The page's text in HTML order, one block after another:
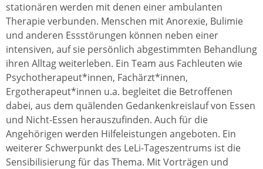
stationären werden mit denen einer ambulanten
Therapie verbunden. Menschen mit Anorexie, Bulimie
und anderen Essstörungen können neben einer
intensiven, auf sie persönlich abgestimmten Behandlung
ihren Alltag weiterleben. Ein Team aus Fachleuten wie
Psychotherapeut*innen, Fachärzt*innen,
Ergotherapeut*innen u.a. begleitet die Betroffenen
dabei, aus dem quälenden Gedankenkreislauf von Essen
und Nicht-Essen herauszufinden. Auch für die
Angehörigen werden Hilfeleistungen angeboten. Ein
weiterer Schwerpunkt des LeLi-Tageszentrums ist die
Sensibilisierung für das Thema. Mit Vorträgen und